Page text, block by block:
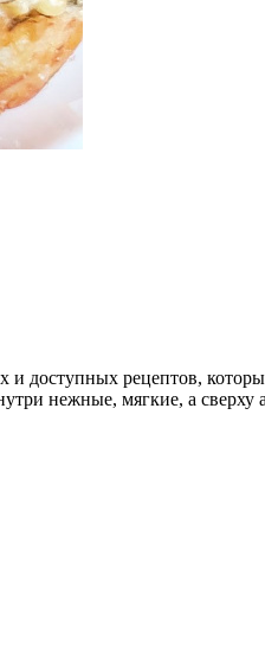
рецептов,
нежные, мягкие, а сверху